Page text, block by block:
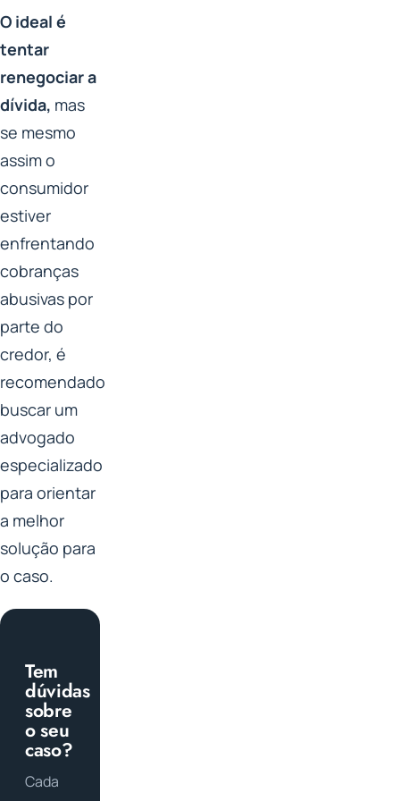
O ideal é
tentar
renegociar a
dívida, mas
se mesmo
assim o
consumidor
estiver
enfrentando
cobranças
abusivas por
parte do
credor, é
recomendado
buscar um
advogado
especializado
para orientar
a melhor
solução para
o caso.
Tem
dúvidas
sobre
o seu
caso?
Cada